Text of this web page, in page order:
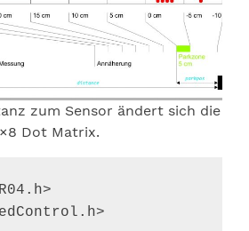
zum Sensor ändert sich die
Dot Matrix.